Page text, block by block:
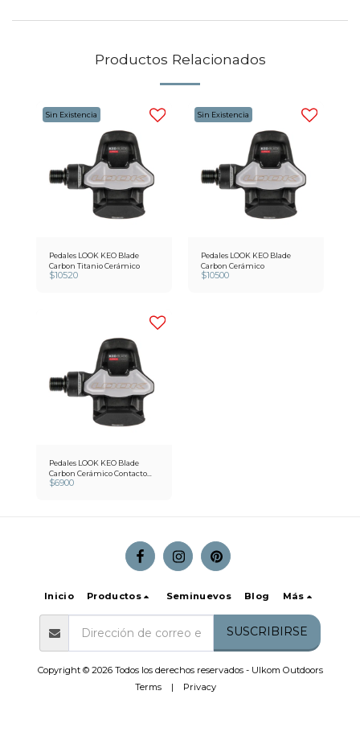
Productos Relacionados
Sin Existencia
Pedales LOOK KEO Blade
Carbon Titanio Cerámico
$10520
Sin Existencia
Pedales LOOK KEO Blade
Carbon Cerámico
$10500
Pedales LOOK KEO Blade
Carbon Cerámico Contacto
Carbon/cerámico/CrMo
$6900
Inicio Productos Seminuevos Blog Más
SUSCRIBIRSE
Copyright © 2026 Todos los derechos reservados - Ulkom Outdoors
Terms| Privacy